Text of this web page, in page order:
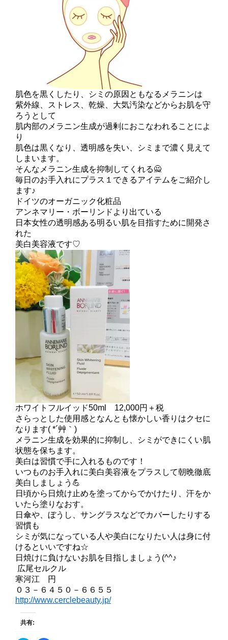
肌色を黒くしたり、シミの原因ともなるメラニンは
紫外線、ストレス、乾燥、大気汚染などからお肌を守
ろうとして
肌内部のメラニン生成が過剰におこなわれることによ
り
肌色は黒くなり、透明感を失い、シミまで濃く見えて
しまいます。
そんなメラニン生成を抑制してくれる🙅
毎日のお手入れにプラス１できるアイテムをご紹介し
ます♪
ドイツのオーガニック化粧品
アンネマリー・ボーリンドより出ている
日本女性の透明感ある明るい肌を目指すために開発さ
れた
美白美容液です♡
ホワイトフルイッド50ml 12,000円＋税
さらっとした使用感となんとも懐かしい香りはクセに
なります( *´艸｀)
メラニン生成を効果的に抑制し、シミができにくい肌
状態を保ちます。
美白は習慣で手に入れるものです！
いつものお手入れに美白美容液をプラスして朝晩徹底
美白しましょう💪
日頃から日焼け止めを塗ってからでかけたり、汗をか
いたら塗りなおす。
日傘や、ぼうし、サングラスなどでカバーしたりする
習慣も
シミが気になっている人や美白になりたい人は身に付
けるといいですね☆
日焼けに負けないお肌を目指しましょう(^^♪
広尾セルクル
寒河江 円
０３－６４５０－６６５５
http://www.cerclebeauty.jp/
共有: